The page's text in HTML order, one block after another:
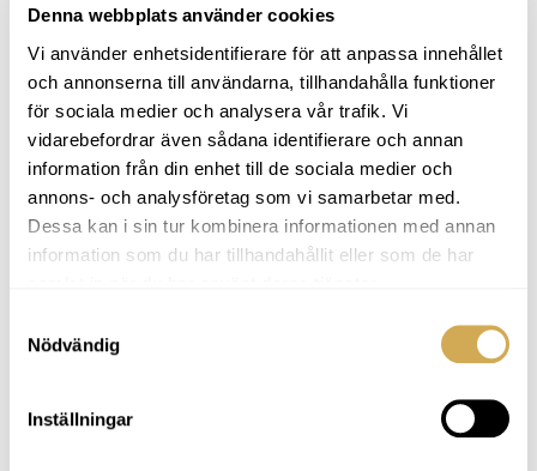
Denna webbplats använder cookies
Vi använder enhetsidentifierare för att anpassa innehållet
och annonserna till användarna, tillhandahålla funktioner
för sociala medier och analysera vår trafik. Vi
vidarebefordrar även sådana identifierare och annan
information från din enhet till de sociala medier och
annons- och analysföretag som vi samarbetar med.
Dessa kan i sin tur kombinera informationen med annan
information som du har tillhandahållit eller som de har
Nödvändig
Inställningar
teststickorna kan du enkelt mäta vattnets pH-
värde för att säkerställa att det är i balans.
Med SpaCare OxyBox kan du känna dig trygg och
bekväm med att använda din spaanläggning, och
samtidigt njuta av en underbar känsla av renhet
och friskhet.
Så här använder du SpaCare OxyBox:
direkt i vattnet när vattencirkulationen är på. Om
du precis har fyllt på badvattnet, tillsätt 30 ml
Active Oxygen Granular per 1000 liter vatten.
Sedan behöver du underhålla badvattnet genom